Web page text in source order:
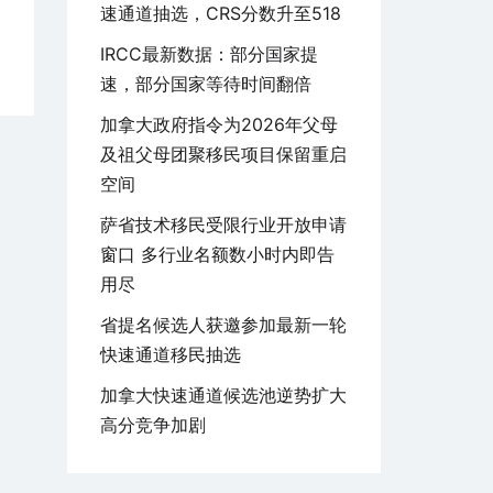
速通道抽选，CRS分数升至518
IRCC最新数据：部分国家提
速，部分国家等待时间翻倍
加拿大政府指令为2026年父母
及祖父母团聚移民项目保留重启
空间
萨省技术移民受限行业开放申请
窗口 多行业名额数小时内即告
用尽
省提名候选人获邀参加最新一轮
快速通道移民抽选
加拿大快速通道候选池逆势扩大
高分竞争加剧